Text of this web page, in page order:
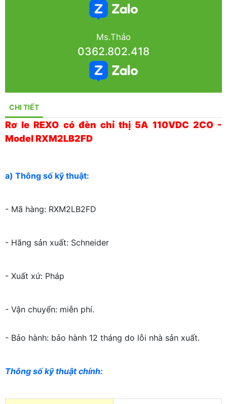
Ms.Thảo
0362.802.418
CHI TIẾT
Rơ le REXO có đèn chỉ thị 5A 110VDC 2CO -
Model RXM2LB2FD
a) Thông số kỹ thuật:
- Mã hàng: RXM2LB2FD
- Hãng sản xuất: Schneider
- Xuất xứ: Pháp
- Vận chuyển: miễn phí.
- Bảo hành: bảo hành 12 tháng do lỗi nhà sản xuất.
Thông số kỹ thuật chính: